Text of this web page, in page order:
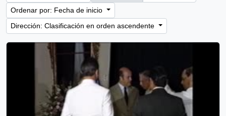
Ordenar por: Fecha de inicio
Dirección: Clasificación en orden ascendente